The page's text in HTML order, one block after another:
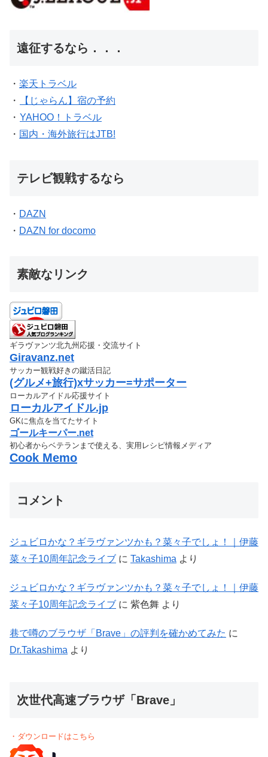
遠征するなら．．．
・ 楽天トラベル
・
【じゃらん】宿の予約
・ YAHOO！トラベル
・ 国内・海外旅行はJTB!
テレビ観戦するなら
・ DAZN
・ DAZN for docomo
素敵なリンク
ギラヴァンツ北九州応援・交流サイト
Giravanz.net
サッカー観戦好きの蹴活日記
(グルメ+旅行)xサッカー=サポーター
ローカルアイドル応援サイト
ローカルアイドル.jp
GKに焦点を当てたサイト
ゴールキーパー.net
初心者からベテランまで使える、実用レシピ情報メディア
Cook Memo
コメント
ジュビロかな？ギラヴァンツかも？菜々子でしょ！｜伊藤
菜々子10周年記念ライブ に Takashima より
ジュビロかな？ギラヴァンツかも？菜々子でしょ！｜伊藤
菜々子10周年記念ライブ に 紫色舞 より
巷で噂のブラウザ「Brave」の評判を確かめてみた に
Dr.Takashima より
次世代高速ブラウザ「Brave」
・ダウンロードはこちら